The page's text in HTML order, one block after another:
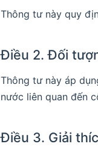
Thông tư này quy
Điều 2. Đối
Thông tư này áp
nước liên quan đến
Điều 3. Giải